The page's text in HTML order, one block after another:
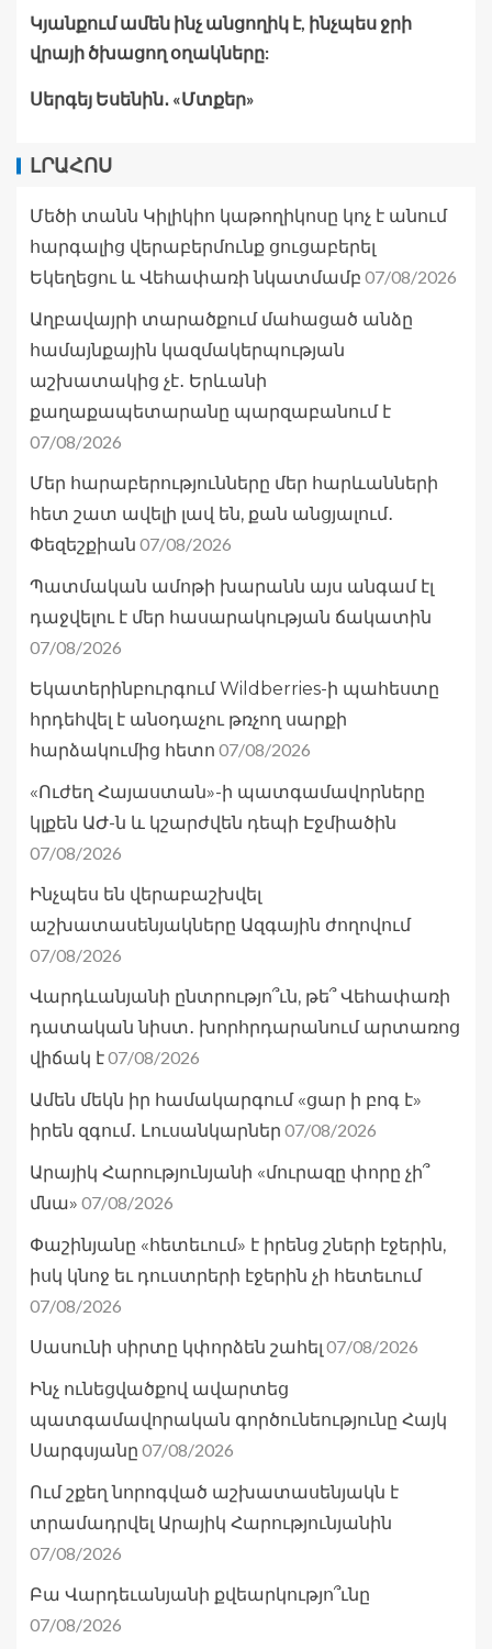
Կյանքում ամեն ինչ անցողիկ է, ինչպես ջրի
վրայի ծխացող օղակները:
Սերգեյ Եսենին․ «Մտքեր»
ԼՐԱՀՈՍ
Մեծի տանն Կիլիկիո կաթողիկոսը կոչ է անում
հարգալից վերաբերմունք ցուցաբերել
Եկեղեցու և Վեհափառի նկատմամբ 07/08/2026
Աղբավայրի տարածքում մահացած անձը
համայնքային կազմակերպության
աշխատակից չէ․ Երևանի
քաղաքապետարանը պարզաբանում է
07/08/2026
Մեր հարաբերությունները մեր հարևանների
հետ շատ ավելի լավ են, քան անցյալում․
Փեզեշքիան 07/08/2026
Պատմական ամոթի խարանն այս անգամ էլ
դաջվելու է մեր հասարակության ճակատին
07/08/2026
Եկատերինբուրգում Wildberries-ի պահեստը
հրդեհվել է անօդաչու թռչող սարքի
հարձակումից հետո 07/08/2026
«Ուժեղ Հայաստան»-ի պատգամավորները
կլքեն ԱԺ-ն և կշարժվեն դեպի Էջմիածին
07/08/2026
Ինչպես են վերաբաշխվել
աշխատասենյակները Ազգային ժողովում
07/08/2026
Վարդևանյանի ընտրությո՞ւն, թե՞ Վեհափառի
դատական նիստ․ խորհրդարանում արտառոց
վիճակ է07/08/2026
Ամեն մեկն իր համակարգում «ցար ի բոգ է»
իրեն զգում․ Լուսանկարներ 07/08/2026
Արայիկ Հարությունյանի «մուրազը փորը չի՞
մնա» 07/08/2026
Փաշինյանը «հետեւում» է իրենց շների էջերին,
իսկ կնոջ եւ դուստրերի էջերին չի հետեւում
07/08/2026
Սասունի սիրտը կփորձեն շահել 07/08/2026
Ինչ ունեցվածքով ավարտեց
պատգամավորական գործունեությունը Հայկ
Սարգսյանը 07/08/2026
Ում շքեղ նորոգված աշխատասենյակն է
տրամադրվել Արայիկ Հարությունյանին
07/08/2026
Բա Վարդեւանյանի քվեարկությո՞ւնը
07/08/2026